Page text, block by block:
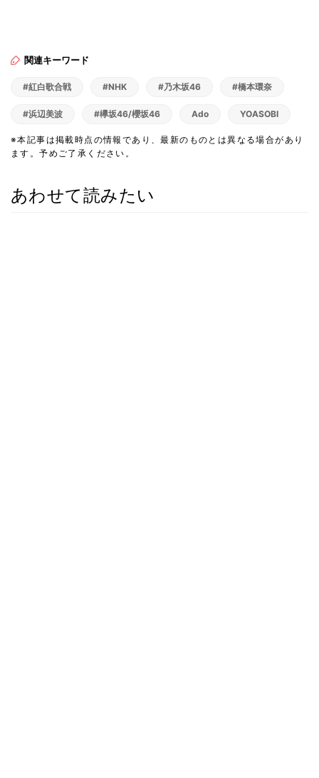
関連キーワード
#紅白歌合戦 #NHK #乃木坂46 #橋本環奈
#浜辺美波 #欅坂46/櫻坂46 Ado YOASOBI
※本記事は掲載時点の情報であり、最新のものとは異なる場合があり
ます。予めご了承ください。
あわせて読みたい